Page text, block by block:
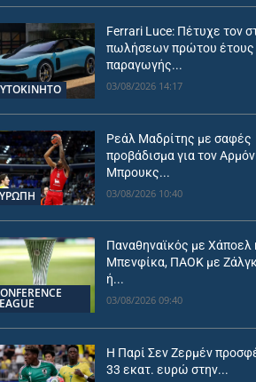
Ferrari Luce: Πέτυχε τον
πωλήσεων πρώτου έτους
παραγωγής...
03/08/2026 14:17
Ρεάλ Μαδρίτης με σαφές
προβάδισμα για τον
Μπρουκς...
03/08/2026 10:40
Παναθηναϊκός με Χάποελ
Μπενφίκα, ΠΑΟΚ με
ή...
03/08/2026 09:40
Η Παρί Σεν Ζερμέν
33 εκατ. ευρώ στην...